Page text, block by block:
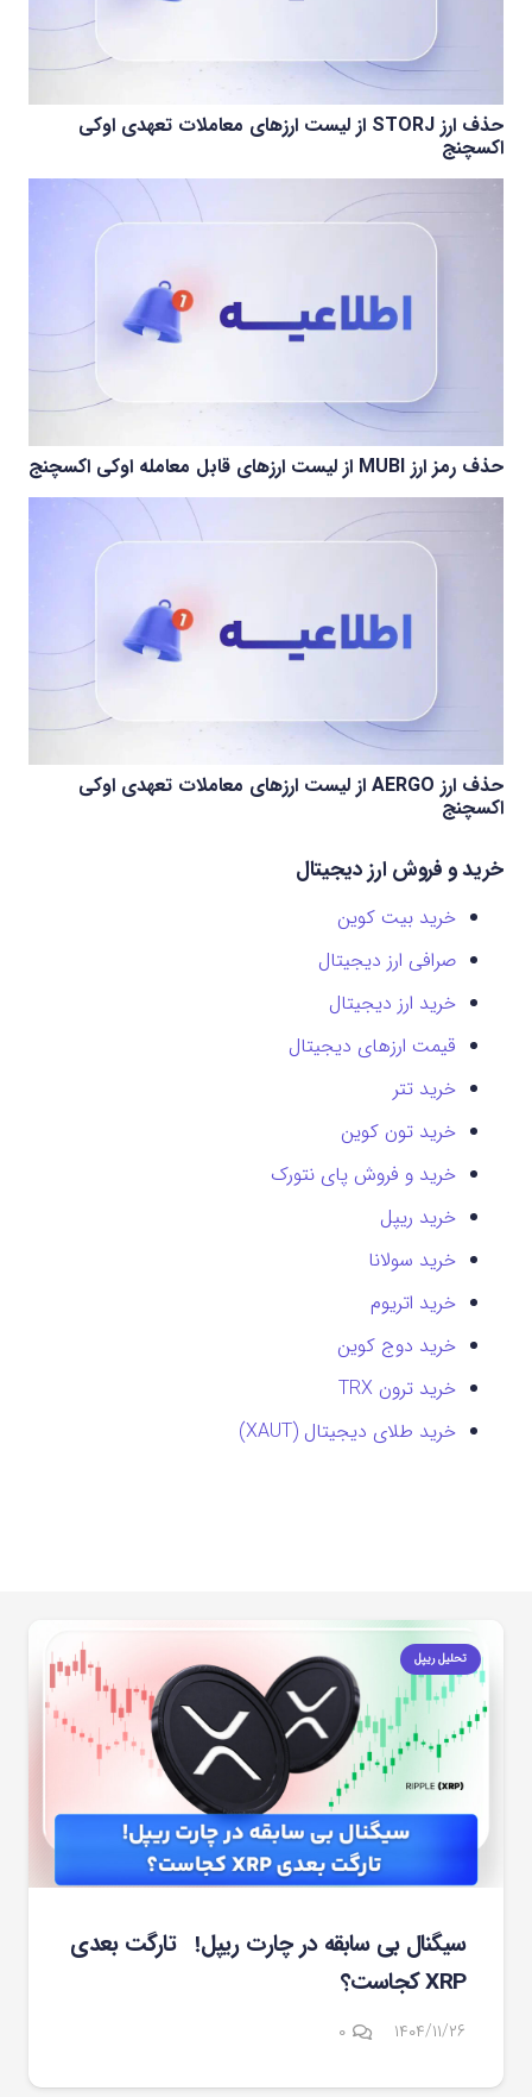
حذف ارز STORJ از لیست ارزهای معاملات تعهدی اوکی
اکسچنج
حذف رمز ارز MUBI از لیست ارزهای قابل معامله اوکی اکسچنج
حذف ارز AERGO از لیست ارزهای معاملات تعهدی اوکی
اکسچنج
خرید و فروش ارز دیجیتال
خرید بیت کوین
صرافی ارز دیجیتال
خرید ارز دیجیتال
قیمت ارزهای دیجیتال
خرید تتر
خرید تون کوین
خرید و فروش پای نتورک
خرید ریپل
خرید سولانا
خرید اتریوم
خرید دوج کوین
خرید ترون TRX
خرید طلای دیجیتال (XAUT)
تحلیل ریپل
سیگنال بی سابقه در چارت ریپل! تارگت بعدی
XRP کجاست؟
۱۴۰۴/۱۱/۲۶ ۰